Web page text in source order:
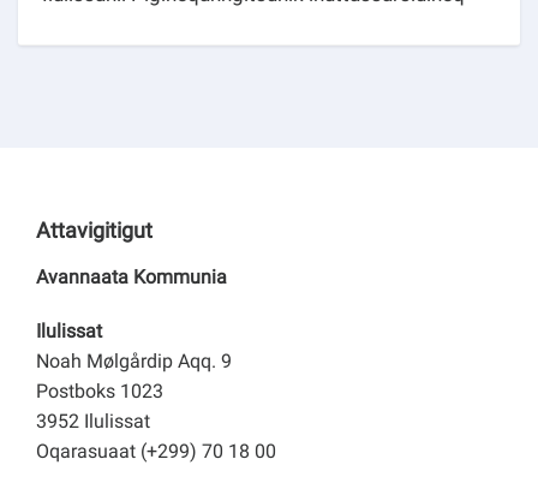
Attavigitigut
Avannaata Kommunia
Ilulissat
Noah Mølgårdip Aqq. 9
Postboks 1023
3952 Ilulissat
Oqarasuaat (+299) 70 18 00